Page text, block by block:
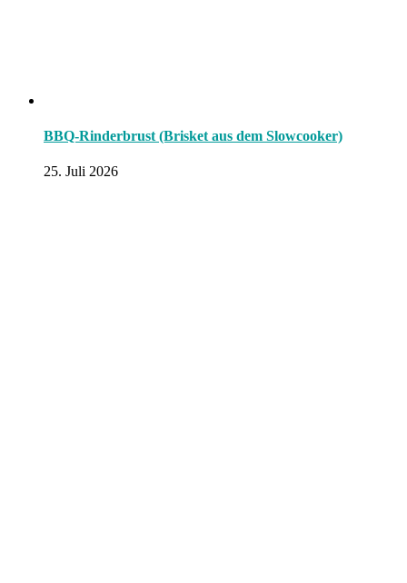
BBQ-Rinderbrust (Brisket aus dem Slowcooker)
25. Juli 2026